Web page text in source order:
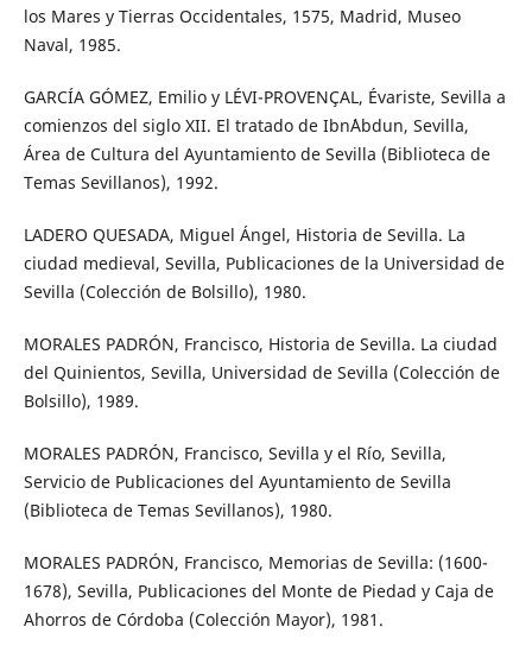
los Mares y Tierras Occidentales, 1575, Madrid, Museo
Naval, 1985.
GARCÍA GÓMEZ, Emilio y LÉVI-PROVENÇAL, Évariste, Sevilla a
comienzos del siglo XII. El tratado de Ibn´Abdun, Sevilla,
Área de Cultura del Ayuntamiento de Sevilla (Biblioteca de
Temas Sevillanos), 1992.
LADERO QUESADA, Miguel Ángel, Historia de Sevilla. La
ciudad medieval, Sevilla, Publicaciones de la Universidad de
Sevilla (Colección de Bolsillo), 1980.
MORALES PADRÓN, Francisco, Historia de Sevilla. La ciudad
del Quinientos, Sevilla, Universidad de Sevilla (Colección de
Bolsillo), 1989.
MORALES PADRÓN, Francisco, Sevilla y el Río, Sevilla,
Servicio de Publicaciones del Ayuntamiento de Sevilla
(Biblioteca de Temas Sevillanos), 1980.
MORALES PADRÓN, Francisco, Memorias de Sevilla: (1600-
1678), Sevilla, Publicaciones del Monte de Piedad y Caja de
Ahorros de Córdoba (Colección Mayor), 1981.